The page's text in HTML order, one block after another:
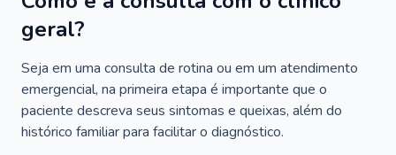
geral?
Seja em uma consulta de rotina ou em um atendimento
emergencial, na primeira etapa é importante que o
paciente descreva seus sintomas e queixas, além do
histórico familiar para facilitar o diagnóstico.